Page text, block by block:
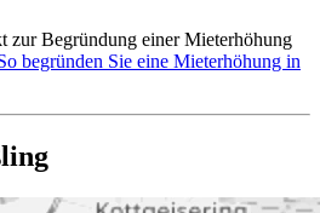
zur Begründung einer Mieterhöhung
begründen Sie eine Mieterhöhung in